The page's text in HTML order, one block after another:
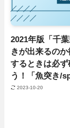
2021年版「千
きが出来るの
するときは必
う！「魚突き/
2023-10-20